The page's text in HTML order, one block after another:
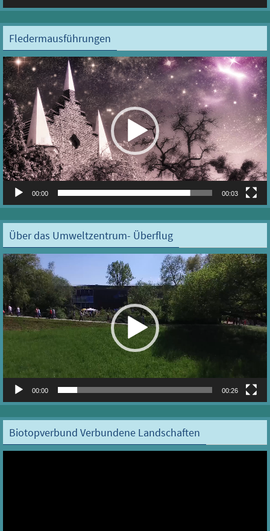
Fledermausführungen
Video-
Player
00:00 00:03
Über das Umweltzentrum- Überflug
Video-
Player
00:00 00:26
Biotopverbund Verbundene Landschaften